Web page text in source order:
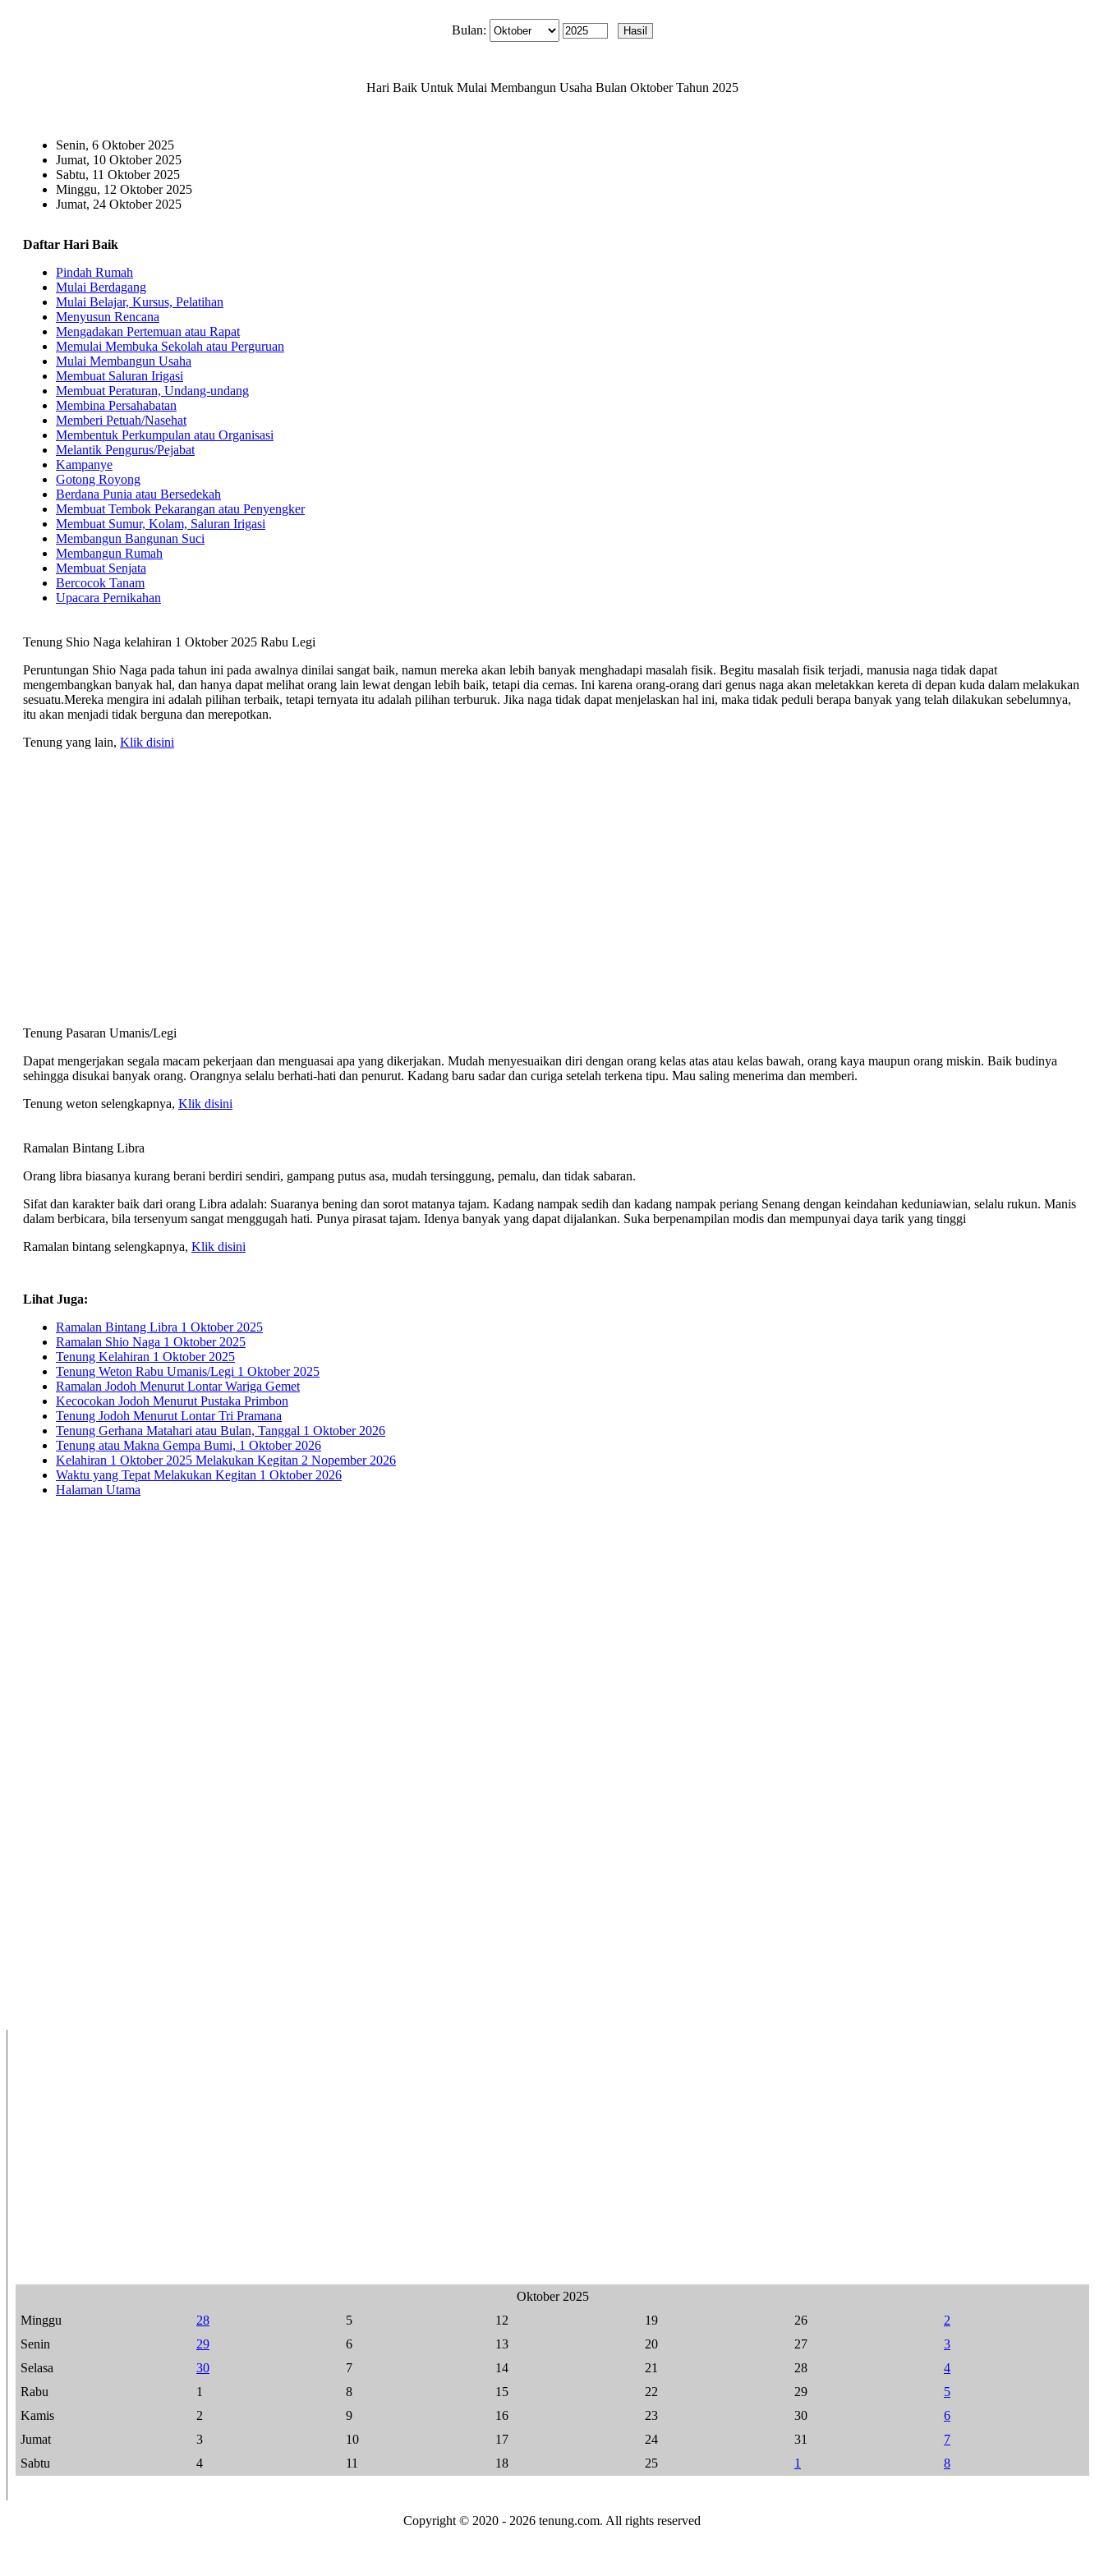
Bulan:
Hari Baik Untuk Mulai Membangun Usaha Bulan Oktober Tahun 2025
Senin, 6 Oktober 2025
Jumat, 10 Oktober 2025
Sabtu, 11 Oktober 2025
Minggu, 12 Oktober 2025
Jumat, 24 Oktober 2025
Daftar Hari Baik
Pindah Rumah
Mulai Berdagang
Mulai Belajar, Kursus, Pelatihan
Menyusun Rencana
Mengadakan Pertemuan atau Rapat
Memulai Membuka Sekolah atau Perguruan
Mulai Membangun Usaha
Membuat Saluran Irigasi
Membuat Peraturan, Undang-undang
Membina Persahabatan
Memberi Petuah/Nasehat
Membentuk Perkumpulan atau Organisasi
Melantik Pengurus/Pejabat
Kampanye
Gotong Royong
Berdana Punia atau Bersedekah
Membuat Tembok Pekarangan atau Penyengker
Membuat Sumur, Kolam, Saluran Irigasi
Membangun Bangunan Suci
Membangun Rumah
Membuat Senjata
Bercocok Tanam
Upacara Pernikahan
Tenung Shio Naga kelahiran 1 Oktober 2025 Rabu Legi
Peruntungan Shio Naga pada tahun ini pada awalnya dinilai sangat baik, namun mereka akan lebih banyak menghadapi masalah fisik. Begitu masalah fisik terjadi, manusia naga tidak dapat
mengembangkan banyak hal, dan hanya dapat melihat orang lain lewat dengan lebih baik, tetapi dia cemas. Ini karena orang-orang dari genus naga akan meletakkan kereta di depan kuda dalam melakukan
sesuatu.Mereka mengira ini adalah pilihan terbaik, tetapi ternyata itu adalah pilihan terburuk. Jika naga tidak dapat menjelaskan hal ini, maka tidak peduli berapa banyak yang telah dilakukan sebelumnya,
itu akan menjadi tidak berguna dan merepotkan.
Tenung yang lain, Klik disini
Tenung Pasaran Umanis/Legi
Dapat mengerjakan segala macam pekerjaan dan menguasai apa yang dikerjakan. Mudah menyesuaikan diri dengan orang kelas atas atau kelas bawah, orang kaya maupun orang miskin. Baik budinya
sehingga disukai banyak orang. Orangnya selalu berhati-hati dan penurut. Kadang baru sadar dan curiga setelah terkena tipu. Mau saling menerima dan memberi.
Tenung weton selengkapnya, Klik disini
Ramalan Bintang Libra
Orang libra biasanya kurang berani berdiri sendiri, gampang putus asa, mudah tersinggung, pemalu, dan tidak sabaran.
Sifat dan karakter baik dari orang Libra adalah: Suaranya bening dan sorot matanya tajam. Kadang nampak sedih dan kadang nampak periang Senang dengan keindahan keduniawian, selalu rukun. Manis
dalam berbicara, bila tersenyum sangat menggugah hati. Punya pirasat tajam. Idenya banyak yang dapat dijalankan. Suka berpenampilan modis dan mempunyai daya tarik yang tinggi
Ramalan bintang selengkapnya, Klik disini
Lihat Juga:
Ramalan Bintang Libra 1 Oktober 2025
Ramalan Shio Naga 1 Oktober 2025
Tenung Kelahiran 1 Oktober 2025
Tenung Weton Rabu Umanis/Legi 1 Oktober 2025
Ramalan Jodoh Menurut Lontar Wariga Gemet
Kecocokan Jodoh Menurut Pustaka Primbon
Tenung Jodoh Menurut Lontar Tri Pramana
Tenung Gerhana Matahari atau Bulan, Tanggal 1 Oktober 2026
Tenung atau Makna Gempa Bumi, 1 Oktober 2026
Kelahiran 1 Oktober 2025 Melakukan Kegitan 2 Nopember 2026
Waktu yang Tepat Melakukan Kegitan 1 Oktober 2026
Halaman Utama
Oktober 2025
Minggu
28 5 12 19 26
2
Senin
29 6 13 20 27
3
Selasa
30 7 14 21 28
4
Rabu
1 8 15 22 29
5
Kamis
2 9 16 23 30
6
Jumat
3 10 17 24 31
7
Sabtu
4 11 18 25 1 8
Copyright © 2020 - 2026 tenung.com. All rights reserved